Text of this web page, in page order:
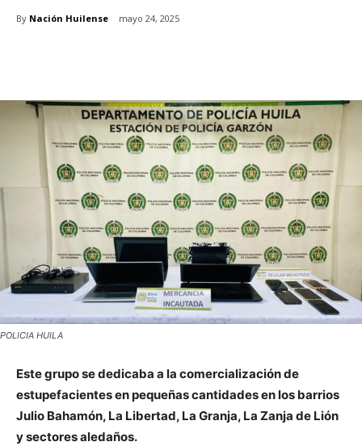
By Nación Huilense mayo 24, 2025
POLICIA HUILA
Este grupo se dedicaba a la comercialización de
estupefacientes en pequeñas cantidades en los barrios
Julio Bahamón, La Libertad, La Granja, La Zanja de Lión
y sectores aledaños.